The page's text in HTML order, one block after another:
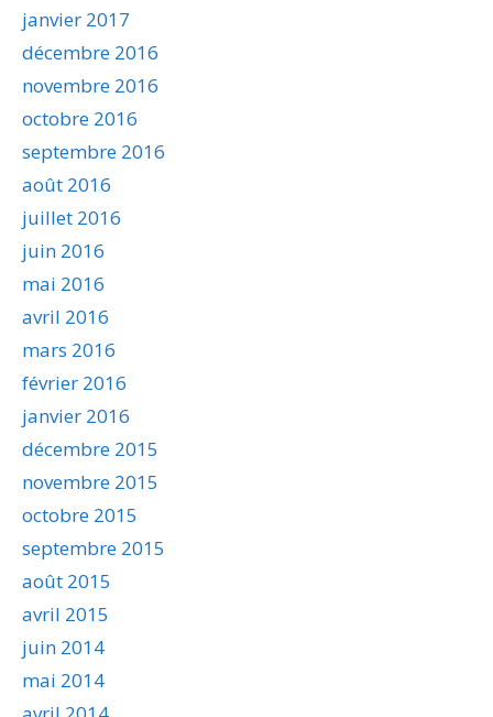
janvier 2017
décembre 2016
novembre 2016
octobre 2016
septembre 2016
août 2016
juillet 2016
juin 2016
mai 2016
avril 2016
mars 2016
février 2016
janvier 2016
décembre 2015
novembre 2015
octobre 2015
septembre 2015
août 2015
avril 2015
juin 2014
mai 2014